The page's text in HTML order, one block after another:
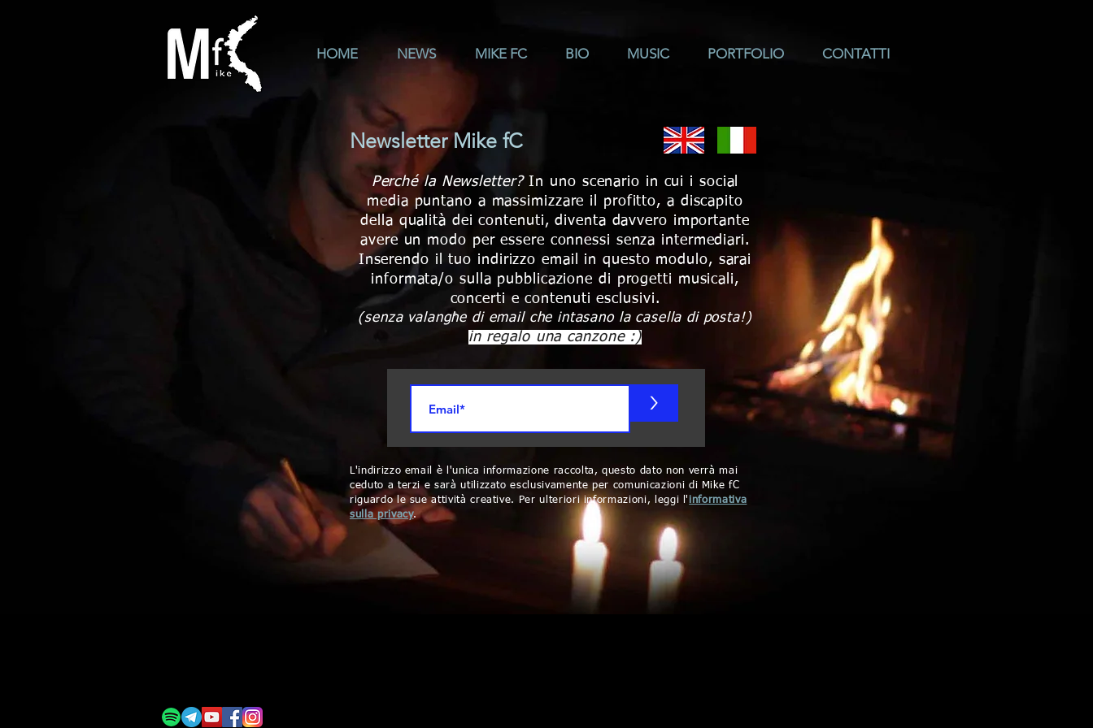
HOME NEWS MIKE FC BIO MUSIC PORTFOLIO CONTATTI
Newsletter Mike fC
Perché la Newsletter?In uno scenario in cui i social
media puntano a massimizzare il profitto, a discapito
della qualità dei contenuti, diventa davvero importante
avere un modo per essere connessi senza intermediari.
Inserendo il tuo indirizzo email in questo modulo, sarai
informata/o sulla pubblicazione di progetti musicali,
concerti e contenuti esclusivi.
(senza valanghe di email che intasano la casella di posta!)
in regalo una canzone :)
>
L'indirizzo email è l'unica informazione raccolta, questo dato non verrà mai
ceduto a terzi e sarà utilizzato esclusivamente per comunicazioni di Mike fC
riguardo le sue attività creative. Per ulteriori informazioni, leggi l' informativa
sulla privacy.